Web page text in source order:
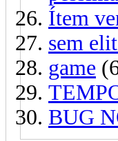
Ítem
sem
game
BUG